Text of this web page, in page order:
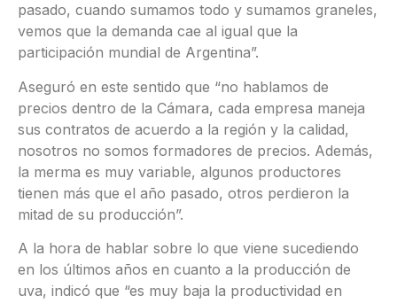
pasado, cuando sumamos todo y sumamos graneles,
vemos que la demanda cae al igual que la
participación mundial de Argentina”.
Aseguró en este sentido que “no hablamos de
precios dentro de la Cámara, cada empresa maneja
sus contratos de acuerdo a la región y la calidad,
nosotros no somos formadores de precios. Además,
la merma es muy variable, algunos productores
tienen más que el año pasado, otros perdieron la
mitad de su producción”.
A la hora de hablar sobre lo que viene sucediendo
en los últimos años en cuanto a la producción de
uva, indicó que “es muy baja la productividad en